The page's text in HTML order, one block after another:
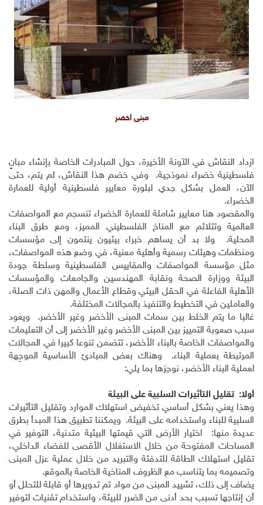
مبنى أخضر
ازداد النقاش في الآونة الأخيرة، حول المبادرات الخاصة بإنشاء مبانٍ
فلسطينية خضراء نموذجية. وفي خضم هذا النقاش، لم يتم، حتى
الآن، العمل بشكل جدي لبلورة معايير فلسطينية أولية للعمارة
الخضراء.
والمقصود هنا معايير شاملة للعمارة الخضراء تنسجم مع المواصفات
العالمية وتتلائم مع المناخ الفلسطيني المميز، ومع طرق البناء
المحلية. ولا بد أن يساهم خبراء بيئيون ينتمون إلى مؤسسات
ومنظمات وهيئات رسمية وأهلية معنية، في وضع هذه المواصفات،
مثل مؤسسة المواصفات والمقاييس الفلسطينية وسلطة جودة
البيئة ووزارة الصحة ونقابة المهندسين والجامعات والمؤسسات
الأهلية الفاعلة في الحقل البيئي وقطاع الأعمال والمهن ذات الصلة،
والعاملين في التخطيط والتنفيذ بالمجالات المختلفة.
غالبا ما يتم الخلط بين سمات المبنى الأخضر وغير الأخضر. ويعود
سبب صعوبة التمييز بين المبنى الأخضر وغير الأخضر إلى أن التعليمات
والمواصفات الخاصة بالبناء الأخضر، تتضمن تنوعا كبيرا في المجالات
المرتبطة بعملية البناء. وهناك بعض المبادئ الأساسية الموجِهة
لعملية البناء الأخضر، نوجزها بما يلي:
أولا: تقليل التأثيرات السلبية على البيئة
وهذا يعني بشكل أساسي تخفيض استهلاك الموارد وتقليل التأثيرات
السلبية للبناء واستخدامه على البيئة. ويمكننا تطبيق هذا المبدأ بطرق
عديدة منها: اختيار الأرض التي قيمتها البيئية متدنية، التوفير في
المساحات المفتوحة من خلال الاستغلال الأقصى للفضاء الداخلي،
تقليل استهلاك الطاقة للتدفئة والتبريد من خلال عملية عزل المبنى
وتصميمه بما يتناسب مع الظروف المناخية الخاصة بالموقع.
يضاف إلى ذلك، تشييد المبنى من مواد تم تدويرها أو قابلة للتحلل أو
أن إنتاجها تسبب بحد أدنى من الضرر للبيئة، واستخدام تقنيات لتوفير